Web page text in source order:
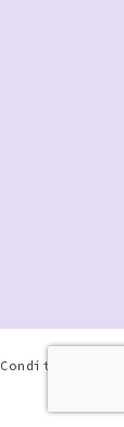
Conditions